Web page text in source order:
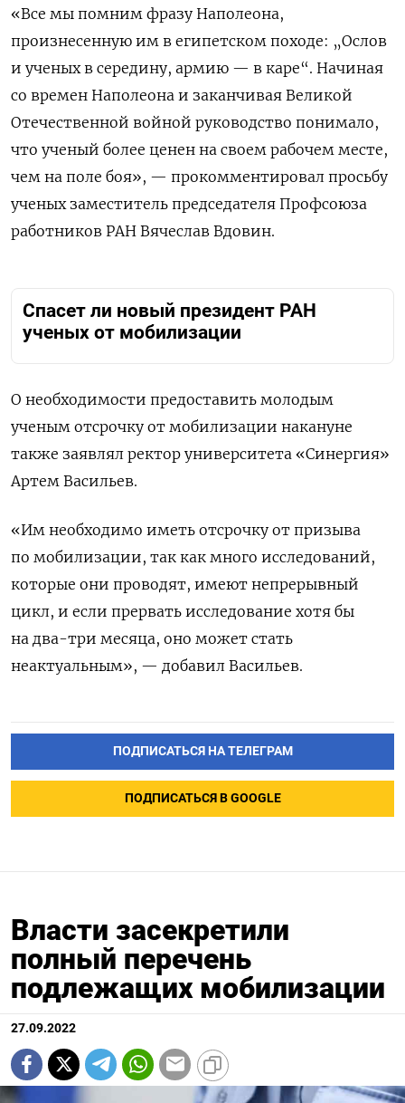
«Все мы помним фразу Наполеона,
произнесенную им в египетском походе: „Ослов
и ученых в середину, армию — в каре“. Начиная
со времен Наполеона и заканчивая Великой
Отечественной войной руководство понимало,
что ученый более ценен на своем рабочем месте,
чем на поле боя», — прокомментировал просьбу
ученых заместитель председателя Профсоюза
работников РАН Вячеслав Вдовин.
Спасет ли новый президент РАН
ученых от мобилизации
О необходимости предоставить молодым
ученым отсрочку от мобилизации накануне
также заявлял ректор университета «Синергия»
Артем Васильев.
«Им необходимо иметь отсрочку от призыва
по мобилизации, так как много исследований,
которые они проводят, имеют непрерывный
цикл, и если прервать исследование хотя бы
на два-три месяца, оно может стать
неактуальным», — добавил Васильев.
ПОДПИСАТЬСЯ НА ТЕЛЕГРАМ
ПОДПИСАТЬСЯ В GOOGLE
Власти засекретили
полный перечень
подлежащих мобилизации
27.09.2022